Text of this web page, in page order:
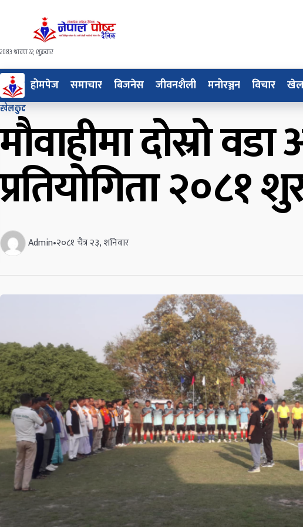
२०८३ श्रावण २२, शुक्रवार
होमपेज समाचार बिजनेस जीवनशैली मनोरञ्जन विचार
खेलकुद
मौवाहीमा दोस्रो
प्रतियोगिता २०८१
Admin•२०८१ चैत्र २३, शनिवार